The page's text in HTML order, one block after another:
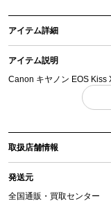
アイテム詳細
アイテム説明
Canon キヤノン EOS Kiss
品」・・・ 写真のものが
(撮影、運搬備品は除く)
アイテム状態
中古：E（要メンテナンス
外観上多少の擦れ、お汚れ
動作未確認です。
取扱店舗情報
発送元
全国通販・買取センター